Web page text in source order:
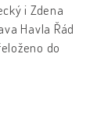
i Zdena
Havla Řád
do